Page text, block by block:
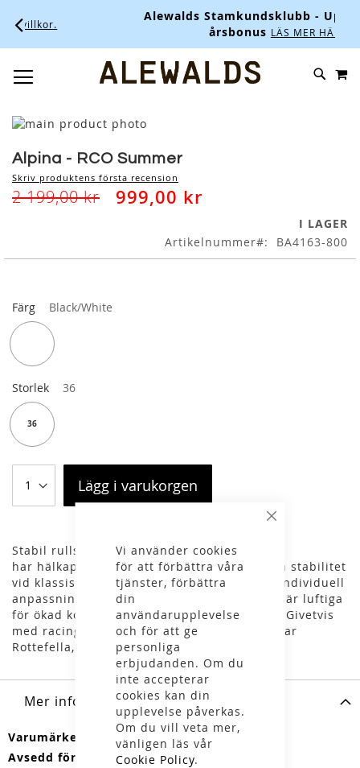
Vi använder cookies
för att förbättra våra
tjänster, förbättra
din
användarupplevelse
och för att ge
personliga
erbjudanden. Om du
inte accepterar
cookies kan din
upplevelse påverkas.
Om du vill veta mer,
vänligen läs vår
Cookie Policy.
Alewalds Stamkundsklubb - Upp till 10% i
årsbonus LÄS MER HÄR.
SKIP
Skip
the
end
of
the
to
the
beginning
of
Alpina - RCO Summer
Skriv produktens första recension
2 199,00 kr 999,00 kr
I LAGER
Artikelnummer
BA4163-800
Färg Black/White
Storlek 36
36
Lägg i varukorgen
Stabil rullskidspjäxa i kombimodell. Pjäxan
har hälkappa i plast och manschett för extra stabilitet
vid klassisk åkning. Hälgreppsjustering för individuell
anpassning. Materialen som används i skon är luftiga
för ökad komfort vid varmare temperaturer. Givetvis
med racingsula och reflex bak på skon. Passar
Rottefella, Prolink och Turnamic bindningar.
Mer information
Mer
information
Alpina
Dam, Herr